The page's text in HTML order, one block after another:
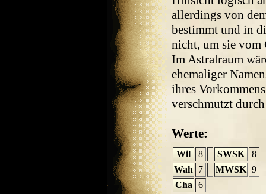
allerdings von
bestimmt und in
nicht, um sie vom
Im Astralraum
ehemaliger
ihres
verschmutzt
Werte:
Wil 8 SWSK
8
Wah
7 MWSK 9
Cha
6